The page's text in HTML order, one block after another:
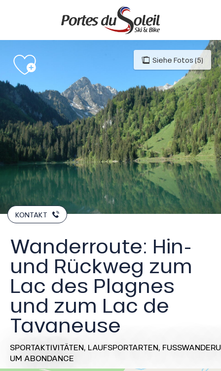
principal
Siehe Fotos (5)
KONTAKT
Wanderroute: Hin-
und Rückweg zum
Lac des Plagnes
und zum Lac de
Tavaneuse
SPORTAKTIVITÄTEN, LAUFSPORTARTEN,
UM ABONDANCE